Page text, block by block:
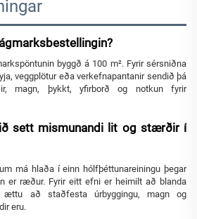
byggð á 100 m². Fyrir sérsniðna
veggplötur eða verkefnapantanir sendið þá
magn, þykkt, yfirborð og notkun fyrir
sett mismunandi lit og stærðir í
má hlaða í einn hólfþéttunareiningu þegar
er ræður. Fyrir eitt efni er heimilt að blanda
ættu að staðfesta úrbyggingu, magn og
eru.